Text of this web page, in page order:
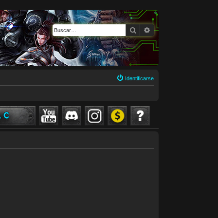
BuscarBúsqueda avanzada
Identificarse